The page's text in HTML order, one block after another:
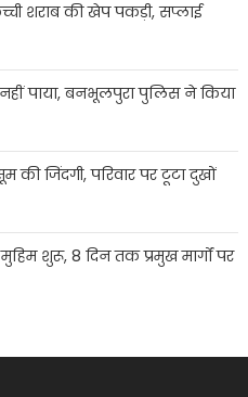
शराब की खेप पकड़ी, सप्लाई
पाया, बनभूलपुरा पुलिस ने किया
की जिंदगी, परिवार पर टूटा दुखों
शुरू, 8 दिन तक प्रमुख मार्गों पर